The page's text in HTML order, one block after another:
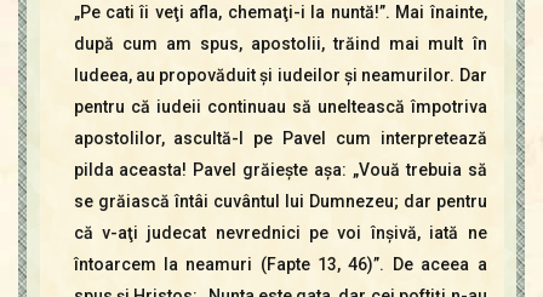
„Pe cati îi veţi afla, chemaţi-i la nuntă!”. Mai înainte,
după cum am spus, apostolii, trăind mai mult în
Iudeea, au propovăduit şi iudeilor şi neamurilor. Dar
pentru că iudeii continuau să uneltească împotriva
apostolilor, ascultă-l pe Pavel cum interpretează
pilda aceasta! Pavel grăieşte aşa: „Vouă trebuia să
se grăiască întâi cuvântul lui Dumnezeu; dar pentru
că v-aţi judecat nevrednici pe voi înşivă, iată ne
întoarcem la neamuri (Fapte 13, 46)”. De aceea a